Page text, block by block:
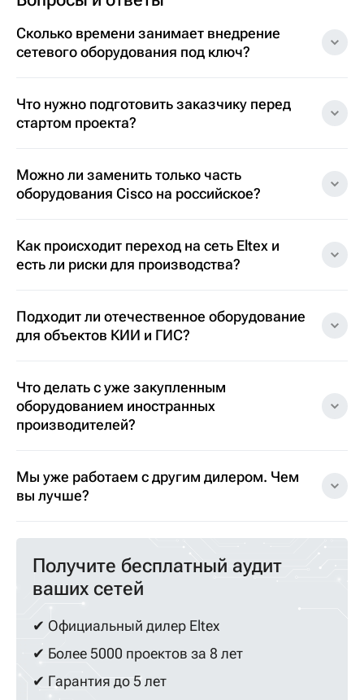
Сколько времени занимает внедрение
сетевого оборудования под ключ?
Что нужно подготовить заказчику перед
стартом проекта?
Можно ли заменить только часть
оборудования Cisco на российское?
Как происходит переход на сеть Eltex и
есть ли риски для производства?
Подходит ли отечественное оборудование
для объектов КИИ и ГИС?
Что делать с уже закупленным
оборудованием иностранных
производителей?
Мы уже работаем с другим дилером. Чем
вы лучше?
Получите бесплатный аудит
ваших сетей
✔ Официальный дилер Eltex
✔ Более 5000 проектов за 8 лет
✔ Гарантия до 5 лет